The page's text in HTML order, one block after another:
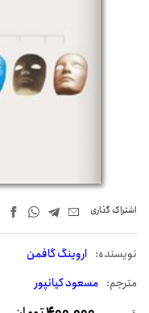
اشتراک‌ گذاری
نويسنده: اروینگ گافمن
مترجم: مسعود کیانپور